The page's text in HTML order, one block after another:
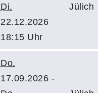
Di.
22.12.2026
18:15 Uhr
Jülich
Do.
17.09.2026 -